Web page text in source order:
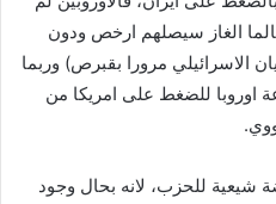
الغاز سيصلهم ارخص ودون
الاسرائيلي مرورا بقبرص) وربما
اوروبا للضغط على امريكا من
للحزب، لانه بحال وجود